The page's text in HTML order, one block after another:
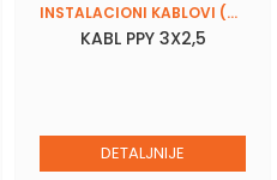
INSTALACIONI KABLOVI (PPY, N2XH, SKS 4X16)
KABL PPY 3X2,5
DETALJNIJE